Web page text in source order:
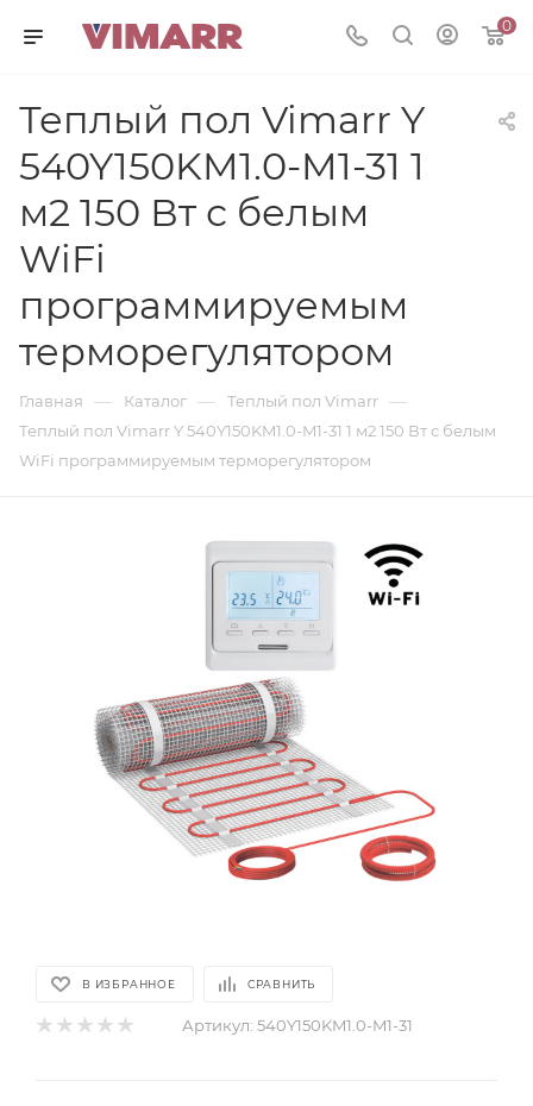
0
Теплый пол Vimarr Y
540Y150KM1.0-M1-31 1
м2 150 Вт с белым
WiFi
программируемым
терморегулятором
Главная — Каталог — Теплый пол Vimarr —
Теплый пол Vimarr Y 540Y150KM1.0-M1-31 1 м2 150 Вт с белым
WiFi программируемым терморегулятором
В ИЗБРАННОЕ СРАВНИТЬ
Артикул: 540Y150KM1.0-M1-31